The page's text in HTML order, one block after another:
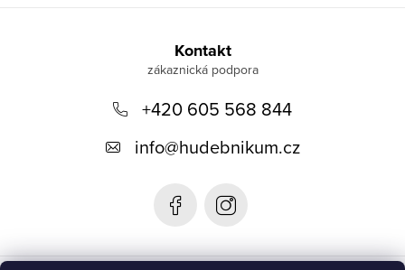
Kontakt
+420 605 568 844
info@hudebnikum.cz